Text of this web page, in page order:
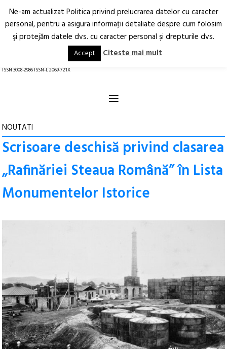
Arhitectură.
Oraș.
RO EN
ISSN 3008-2986 ISSN-L 2069-721X
≡
NOUTATI
Scrisoare deschisă privind clasarea
„Rafinăriei Steaua Română” în Lista
Monumentelor Istorice
Ne-am actualizat Politica privind prelucrarea datelor cu caracter
personal, pentru a asigura informaţii detaliate despre cum folosim
şi protejăm datele dvs. cu caracter personal şi drepturile dvs.
Accept Citeste mai mult